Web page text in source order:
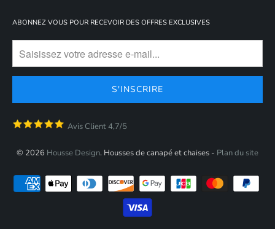
ABONNEZ VOUS POUR RECEVOIR DES OFFRES EXCLUSIVES
Avis Client 4,7/5
© 2026 Housse Design. Housses de canapé et chaises - Plan du site